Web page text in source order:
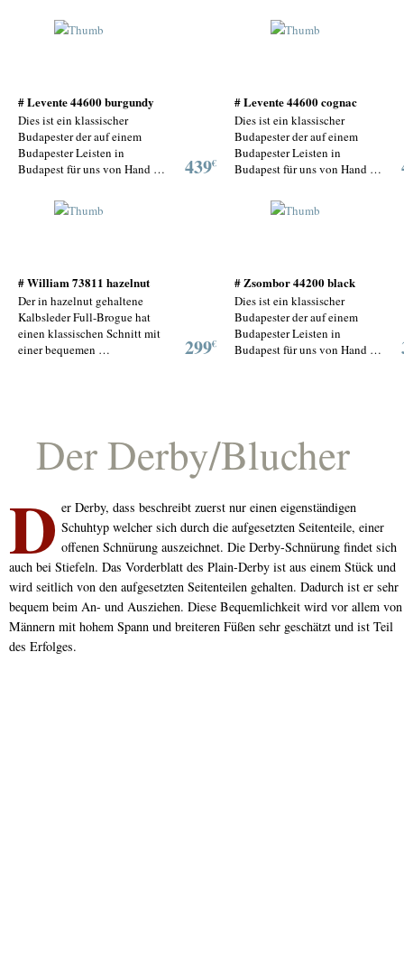
# Levente 44600 burgundy
Dies ist ein klassischer
Budapester der auf einem
Budapester Leisten in
Budapest für uns von Hand …
439€
# Levente 44600 cognac
Dies ist ein klassischer
Budapester der auf einem
Budapester Leisten in
Budapest für uns von Hand …
# William 73811 hazelnut
Der in hazelnut gehaltene
Kalbsleder Full-Brogue hat
einen klassischen Schnitt mit
einer bequemen …
299€
# Zsombor 44200 black
Dies ist ein klassischer
Budapester der auf einem
Budapester Leisten in
Budapest für uns von Hand …
Der Derby/Blucher
D er Derby, dass beschreibt zuerst nur einen eigenständigen
Schuhtyp welcher sich durch die aufgesetzten Seitenteile, einer
offenen Schnürung auszeichnet. Die Derby-Schnürung findet sich
auch bei Stiefeln. Das Vorderblatt des Plain-Derby ist aus einem Stück und
wird seitlich von den aufgesetzten Seitenteilen gehalten. Dadurch ist er sehr
bequem beim An- und Ausziehen. Diese Bequemlichkeit wird vor allem von
Männern mit hohem Spann und breiteren Füßen sehr geschätzt und ist Teil
des Erfolges.